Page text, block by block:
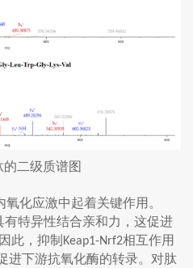
的二级质谱图
化应激中起着关键作用。
有特异性结合亲和力，这促进
此，抑制 Keap1-Nrf2相互作用
进下游抗氧化酶的转录。对肽